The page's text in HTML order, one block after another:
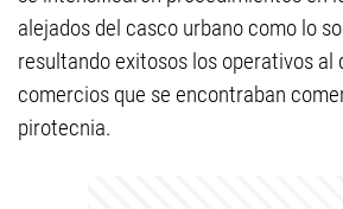
alejados del casco urbano como lo
resultando exitosos los operativos al
comercios que se encontraban
pirotecnia.